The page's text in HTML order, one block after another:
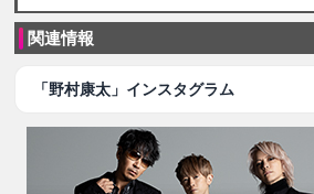
関連情報
「野村康太」インスタグラム